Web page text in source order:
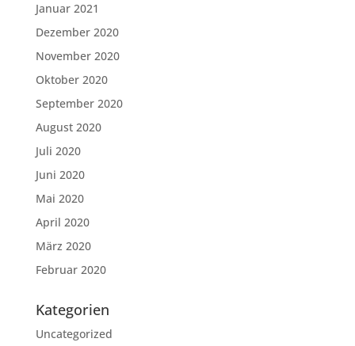
Januar 2021
Dezember 2020
November 2020
Oktober 2020
September 2020
August 2020
Juli 2020
Juni 2020
Mai 2020
April 2020
März 2020
Februar 2020
Kategorien
Uncategorized